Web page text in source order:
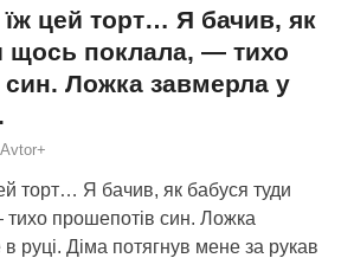
цей торт… Я бачив, як
щось поклала, — тихо
син. Ложка завмерла у
Avtor+
торт… Я бачив, як бабуся туди
прошепотів син. Ложка
руці. Діма потягнув мене за рукав